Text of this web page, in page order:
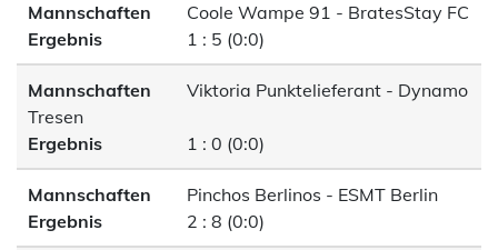
Mannschaften
Coole Wampe 91 - BratesStay FC
Ergebnis
1 : 5 (0:0)
Mannschaften
Viktoria Punktelieferant - Dynamo
Tresen
Ergebnis
1 : 0 (0:0)
Mannschaften
Pinchos Berlinos - ESMT Berlin
Ergebnis
2 : 8 (0:0)